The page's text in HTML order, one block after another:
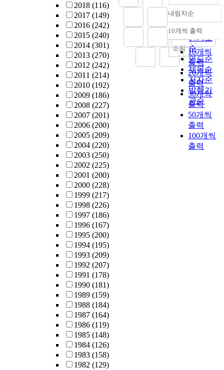
2018 (116)
2017 (149)
2016 (242)
2015 (240)
2014 (301)
2013 (270)
2012 (242)
2011 (214)
2010 (192)
2009 (186)
2008 (227)
2007 (201)
2006 (200)
2005 (209)
2004 (220)
2003 (250)
2002 (225)
2001 (200)
2000 (228)
1999 (217)
1998 (226)
1997 (186)
1996 (167)
1995 (200)
1994 (195)
1993 (209)
1992 (207)
1991 (178)
1990 (181)
1989 (159)
1988 (184)
1987 (164)
1986 (119)
1985 (148)
1984 (126)
1983 (158)
1982 (129)
정확도
순
인기도
순
연도순
제목순
저자순
발행기
관순
내림차순
내림차순
10개씩 출력
10개씩
출력
20개씩
출력
30개씩
출력
50개씩
출력
100개씩
출력
조회